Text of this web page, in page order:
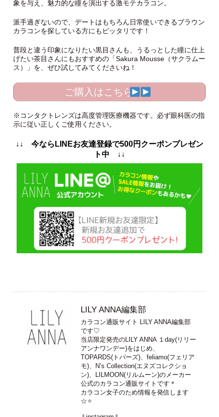
象を与え、魅力的な瞳を演出する激モテカラコン。
派手過ぎないので、デートはもちろん日常使いできるブラウン
カラコンを探している方にもピッタリです！
普段と違う印象になりたい黒目さんも、うるっとした瞳に仕上
げたい茶目さんにもおすすめの「Sakura Mousse（サクラムー
ス）」を、ぜひ試してみてくださいね！
ご購入はこちら
※コンタクトレンズは高度管理医療機器です。必ず眼科医の指
示に従い正しくご使用ください。
↓↓ 今ならLINEお友達登録で500円クーポンプレゼン
ト中 ↓↓
LILY ANNA編集部
カラコン通販サイト LILY ANNA編集部
です♡
当店限定発売のLILY ANNA １day(リリー
アンナワンデー)をはじめ、
TOPARDS(トパーズ)、feliamo(フェリア
モ)、N’s Collection(エヌズコレクショ
ン)、LILMOON(リルムーン)のメーカー
公式のカラコン通販サイトです＊
カラコン女子のため情報を発信します
☆✧